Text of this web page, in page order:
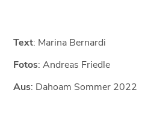
Text: Marina Bernardi
Fotos: Andreas Friedle
Aus: Dahoam Sommer 2022